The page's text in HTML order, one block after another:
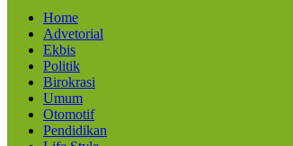
Home
Advetorial
Ekbis
Politik
Birokrasi
Umum
Otomotif
Pendidikan